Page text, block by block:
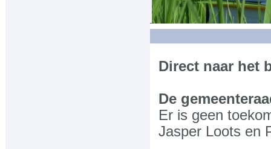
Direct naar het
De
Er is geen
Jasper Loots en